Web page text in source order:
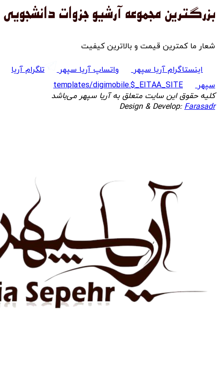
شعار ما کمترین قیمت و بالاترین کیفیت
اینستاگرام آریا سپهر واتساپ آریا سپهر
تلگرام آریا
سپهر
templates/digimobile.$_EITAA_SITE
کلیه حقوق این سایت متعلق به آریا سپهر می‌باشد
Design & Develop:Farasadr